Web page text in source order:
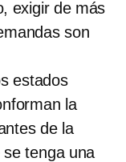
exigir de más
son
estados
la
de la
tenga una